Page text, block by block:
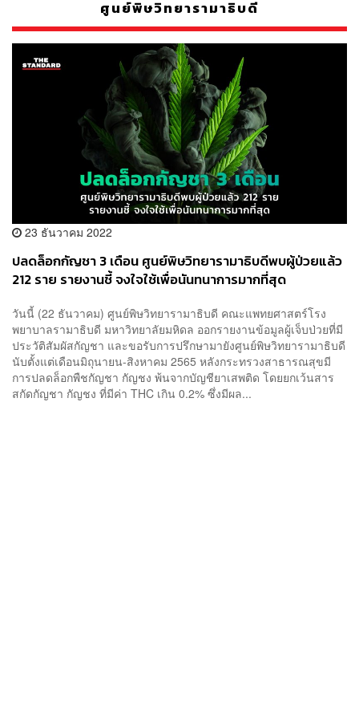
ศูนย์พิษวิทยารามาธิบดี
23 ธันวาคม 2022
ปลดล็อกกัญชา 3 เดือน ศูนย์พิษวิทยารามาธิบดีพบผู้ป่วยแล้ว
212 ราย รายงานชี้ จงใจใช้เพื่อนันทนาการมากที่สุด
วันนี้ (22 ธันวาคม) ศูนย์พิษวิทยารามาธิบดี คณะแพทยศาสตร์โรง
พยาบาลรามาธิบดี มหาวิทยาลัยมหิดล ออกรายงานข้อมูลผู้เจ็บป่วยที่มี
ประวัติสัมผัสกัญชา และขอรับการปรึกษามายังศูนย์พิษวิทยารามาธิบดี
นับตั้งแต่เดือนมิถุนายน-สิงหาคม 2565 หลังกระทรวงสาธารณสุขมี
การปลดล็อกพืชกัญชา กัญชง พ้นจากบัญชียาเสพติด โดยยกเว้นสาร
สกัดกัญชา กัญชง ที่มีค่า THC เกิน 0.2% ซึ่งมีผล...